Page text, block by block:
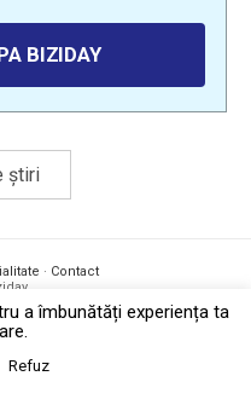
BIZIDAY
știri
· Contact
a îmbunătăți experiența ta
Refuz